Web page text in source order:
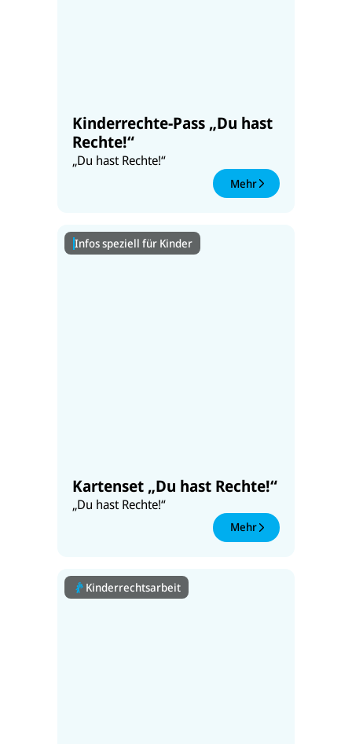
Kinderrechte-Pass „Du hast
Rechte!“
„Du hast Rechte!“
Mehr
Infos speziell für Kinder
Kartenset „Du hast Rechte!“
„Du hast Rechte!“
Mehr
Kinderrechtsarbeit